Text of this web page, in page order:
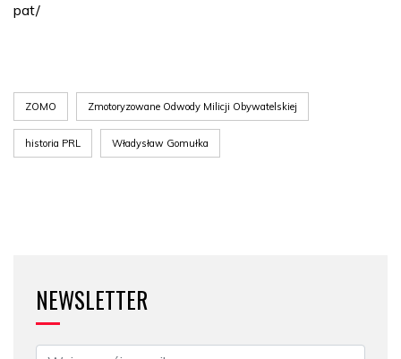
pat/
ZOMO Zmotoryzowane Odwody Milicji Obywatelskiej
historia PRL Władysław Gomułka
NEWSLETTER